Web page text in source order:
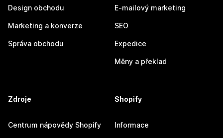
Design obchodu
Marketing a konverze
Správa obchodu
E-mailový marketing
SEO
Expedice
Měny a překlad
Zdroje
Centrum nápovědy Shopify
Shopify
Informace